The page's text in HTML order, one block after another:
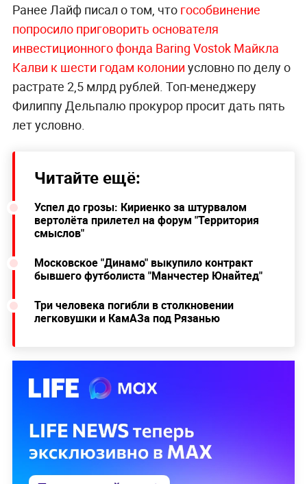
Ранее Лайф писал о том, что гособвинение
попросило приговорить основателя
инвестиционного фонда Baring Vostok Майкла
Калви к шести годам колонии условно по делу о
растрате 2,5 млрд рублей. Топ-менеджеру
Филиппу Дельпалю прокурор просит дать пять
лет условно.
Читайте ещё:
Успел до грозы: Кириенко за штурвалом
вертолёта прилетел на форум "Территория
смыслов"
Московское "Динамо" выкупило контракт
бывшего футболиста "Манчестер Юнайтед"
Три человека погибли в столкновении
легковушки и КамАЗа под Рязанью